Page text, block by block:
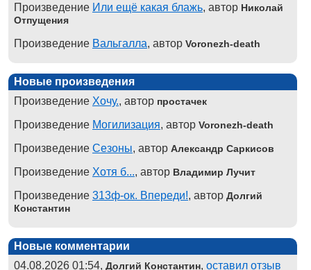
Произведение Или ещё какая блажь, автор Николай
Отпущения
Произведение Вальгалла, автор Voronezh-death
Новые произведения
Произведение Хочу., автор простачек
Произведение Могилизация, автор Voronezh-death
Произведение Сезоны, автор Александр Саркисов
Произведение Хотя б..., автор Владимир Лучит
Произведение 313ф-ок. Впереди!, автор Долгий
Константин
Новые комментарии
04.08.2026 01:54, Долгий Константин, оставил отзыв